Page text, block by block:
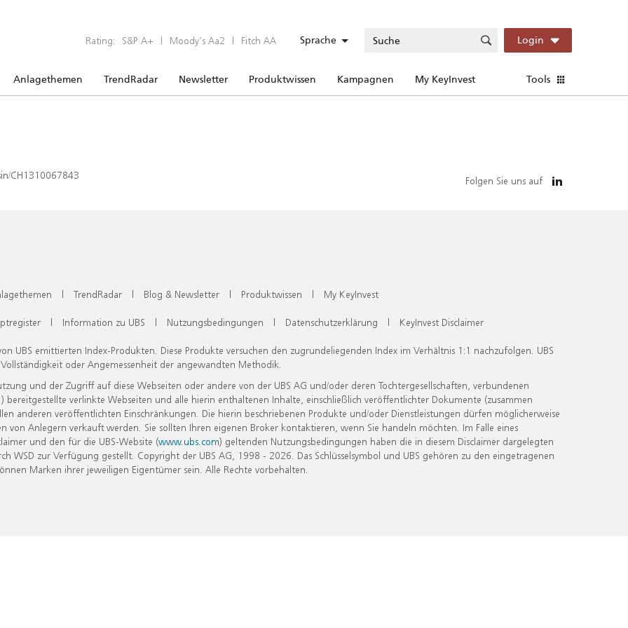
Rating: S&P A+ | Moody’s Aa2 | Fitch AA Sprache Login
Anlagethemen TrendRadar Newsletter Produktwissen Kampagnen My KeyInvest Tools
CH1310067843 Folgen Sie uns auf
| TrendRadar | Blog & Newsletter | Produktwissen | My KeyInvest
| Information zu UBS | Nutzungsbedingungen | Datenschutzerklärung | KeyInvest Disclaimer
UBS emittierten Index-Produkten. Diese Produkte versuchen den zugrundeliegenden Index im Verhältnis 1:1 nachzufolgen. UBS
oder Angemessenheit der angewandten Methodik.
und der Zugriff auf diese Webseiten oder andere von der UBS AG und/oder deren Tochtergesellschaften, verbundenen
verlinkte Webseiten und alle hierin enthaltenen Inhalte, einschließlich veröffentlichter Dokumente (zusammen
anderen veröffentlichten Einschränkungen. Die hierin beschriebenen Produkte und/oder Dienstleistungen dürfen möglicherweise
Anlegern verkauft werden. Sie sollten Ihren eigenen Broker kontaktieren, wenn Sie handeln möchten. Im Falle eines
und den für die UBS-Website (www.ubs.com) geltenden Nutzungsbedingungen haben die in diesem Disclaimer dargelegten
zur Verfügung gestellt. Copyright der UBS AG, 1998 - 2026. Das Schlüsselsymbol und UBS gehören zu den eingetragenen
Marken ihrer jeweiligen Eigentümer sein. Alle Rechte vorbehalten.